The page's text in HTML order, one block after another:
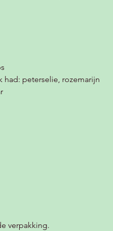
had: peterselie, rozemarijn
verpakking.